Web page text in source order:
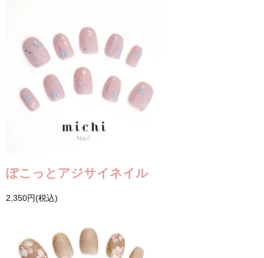
ぽこっとアジサイネイル
2,350円(税込)